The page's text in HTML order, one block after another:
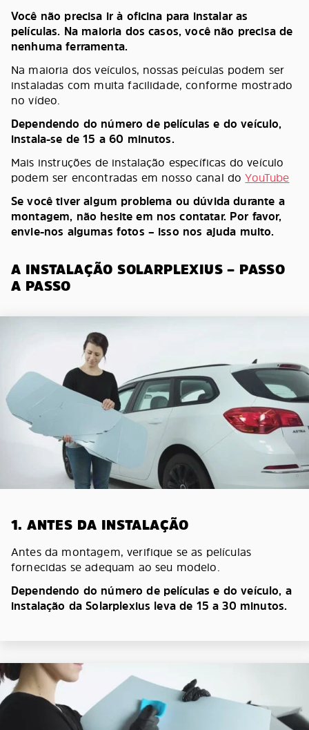
Você não precisa ir à oficina para instalar as
películas. Na maioria dos casos, você não precisa de
nenhuma ferramenta.
Na maioria dos veículos, nossas peículas podem ser
instaladas com muita facilidade, conforme mostrado
no vídeo.
Dependendo do número de películas e do veículo,
instala-se de 15 a 60 minutos.
Mais instruções de instalação específicas do veículo
podem ser encontradas em nosso canal doYouTube
Se você tiver algum problema ou dúvida durante a
montagem, não hesite em nos contatar. Por favor,
envie-nos algumas fotos – isso nos ajuda muito.
A INSTALAÇÃO SOLARPLEXIUS – PASSO
A PASSO
1. ANTES DA INSTALAÇÃO
Antes da montagem, verifique se as películas
fornecidas se adequam ao seu modelo.
Dependendo do número de películas e do veículo, a
instalação da Solarplexius leva de 15 a 30 minutos.